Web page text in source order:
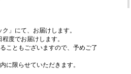
」にて、お届けします。
度でお届けします。
こともございますので、予めご了
に限らせていただきます。